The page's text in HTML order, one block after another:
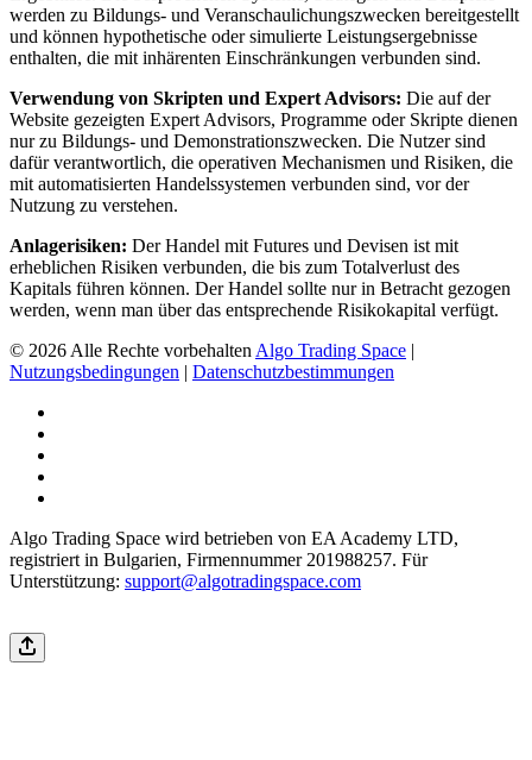
werden zu Bildungs- und Veranschaulichungszwecken bereitgestellt
und können hypothetische oder simulierte Leistungsergebnisse
enthalten, die mit inhärenten Einschränkungen verbunden sind.
Verwendung von Skripten und Expert Advisors: Die auf der
Website gezeigten Expert Advisors, Programme oder Skripte dienen
nur zu Bildungs- und Demonstrationszwecken. Die Nutzer sind
dafür verantwortlich, die operativen Mechanismen und Risiken, die
mit automatisierten Handelssystemen verbunden sind, vor der
Nutzung zu verstehen.
Anlagerisiken: Der Handel mit Futures und Devisen ist mit
erheblichen Risiken verbunden, die bis zum Totalverlust des
Kapitals führen können. Der Handel sollte nur in Betracht gezogen
werden, wenn man über das entsprechende Risikokapital verfügt.
© 2026 Alle Rechte vorbehalten Algo Trading Space |
Nutzungsbedingungen | Datenschutzbestimmungen
Algo Trading Space wird betrieben von EA Academy LTD,
registriert in Bulgarien, Firmennummer 201988257. Für
Unterstützung: support@algotradingspace.com